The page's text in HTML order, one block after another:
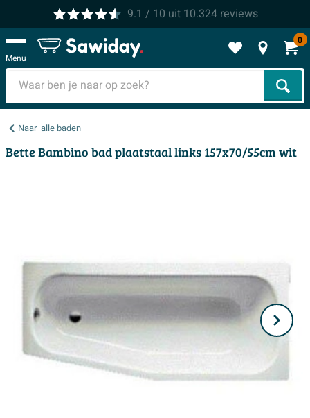
9.1 / 10 uit 10.324reviews
Menu
0
Naar alle baden
Bette Bambino bad plaatstaal links 157x70/55cm wit